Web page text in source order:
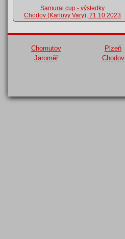
Samurai cup - výsledky
Chodov (Karlovy Vary), 21.10.2023
Chomutov Plzeň
Jaroměř
Chodov